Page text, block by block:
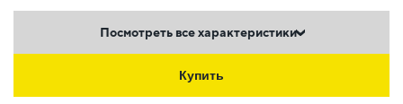
Посмотреть все характеристики
Купить